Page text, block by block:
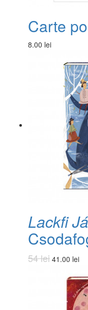
Carte
8.00 lei
Lackfi
54 lei 41.00 lei